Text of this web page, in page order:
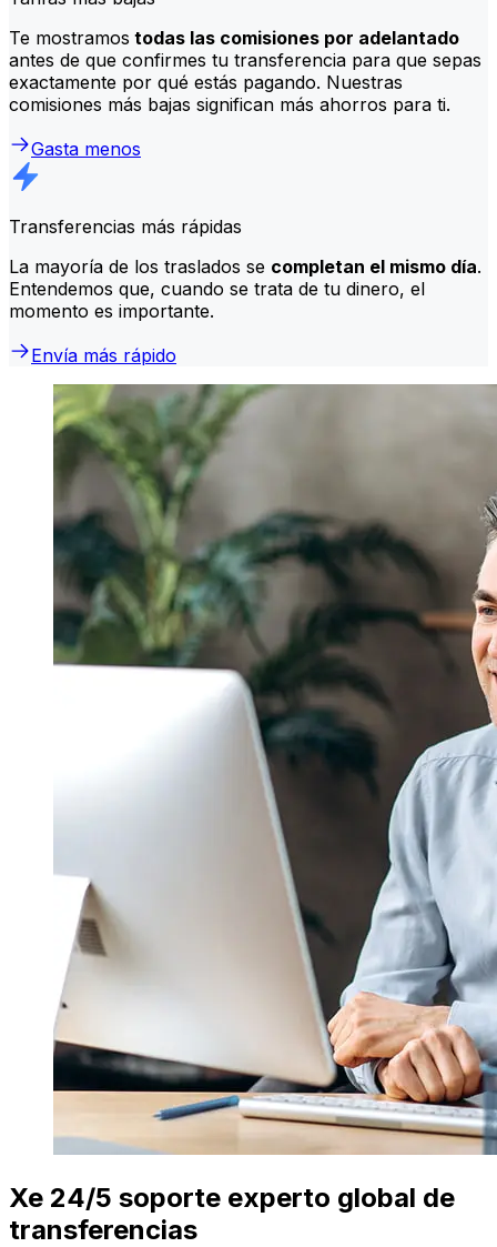
Te mostramos todas las comisiones por adelantado
antes de que confirmes tu transferencia para que sepas
exactamente por qué estás pagando. Nuestras
comisiones más bajas significan más ahorros para ti.
Gasta menos
Transferencias más rápidas
La mayoría de los traslados se completan el mismo día.
Entendemos que, cuando se trata de tu dinero, el
momento es importante.
Envía más rápido
Xe 24/5 soporte experto global de
transferencias